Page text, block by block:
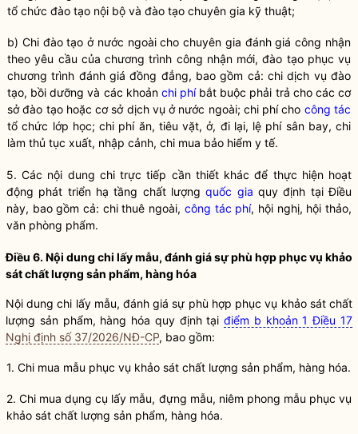
tổ chức đào tạo nội bộ và đào tạo chuyên gia kỹ thuật;
b) Chi đào tạo ở nước ngoài cho chuyên gia đánh giá công nhận
theo yêu cầu của chương trình công nhận mới, đào tạo phục vụ
chương trình đánh giá đồng đẳng, bao gồm cả: chi dịch vụ đào
tạo, bồi dưỡng và các khoản chi phíbắt buộc phải trả cho các cơ
sở đào tạo hoặc cơ sở dịch vụ ở nước ngoài; chi phícho công tác
tổ chức lớp học; chi phíăn, tiêu vặt, ở, đi lại, lệ phí sân bay, chi
làm thủ tục xuất, nhập cảnh, chi mua bảo hiểm y tế.
5. Các nội dung chi trực tiếp cần thiết khác để thực hiện hoạt
động phát triển hạ tầng chất lượngquốc gia quy định tại Điều
này, bao gồm cả: chi thuê ngoài, công tác phí, hội nghị, hội thảo,
văn phòng phẩm.
Điều 6. Nội dung chi lấy mẫu, đánh giá sự phù hợp phục vụ khảo
sátchất lượng sản phẩm, hàng hóa
Nội dung chi lấy mẫu, đánh giá sự phù hợp phục vụ khảo sát chất
lượng sản phẩm, hàng hóa quy định tạiđiểm b khoản 1 Điều 17
Nghị định số 37/2026/NĐ-CP, bao gồm:
1. Chi mua mẫu phục vụ khảo sát chất lượng sản phẩm, hàng hóa.
2. Chi mua dụng cụ lấy mẫu, đựng mẫu, niêm phong mẫu phục vụ
khảo sát chất lượng sản phẩm, hàng hóa.